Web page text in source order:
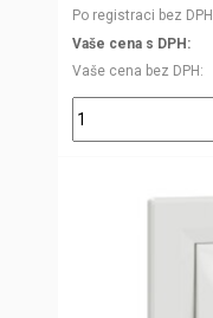
Po registraci bez DPH
Vaše cena s DPH
Vaše cena bez DPH